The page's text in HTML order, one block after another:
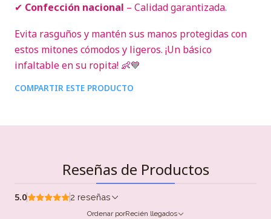
✔ Confección nacional – Calidad garantizada.
Evita rasguños y mantén sus manos protegidas con
estos mitones cómodos y ligeros. ¡Un básico
infaltable en su ropita! 👶💙
COMPARTIR ESTE PRODUCTO
Reseñas de Productos
5.0 2 reseñas
Ordenar porRecién llegados